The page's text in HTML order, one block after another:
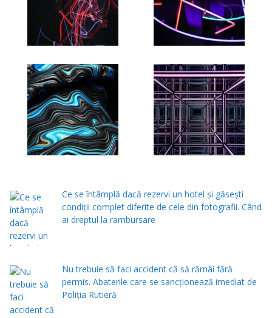
Ce se întâmplă dacă rezervi un hotel și găsești
condiții complet diferite de cele din fotografii. Când
ai dreptul la rambursare
Nu trebuie să faci accident că să rămâi fără
permis. Abaterile care se sancționează imediat de
Poliţia Rutieră